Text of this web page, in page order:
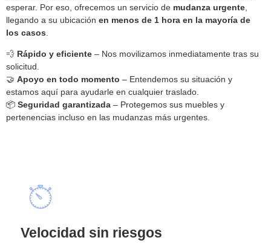
esperar. Por eso, ofrecemos un servicio de mudanza urgente
llegando a su ubicación en menos de 1 hora en la mayoría de
los casos
💨 Rápido y eficiente – Nos movilizamos inmediatamente tras su
solicitud.
🤝 Apoyo en todo momento – Entendemos su situación y
estamos aquí para ayudarle en cualquier traslado.
📦 Seguridad garantizada – Protegemos sus muebles y
pertenencias incluso en las mudanzas más urgentes.
Velocidad sin riesgos